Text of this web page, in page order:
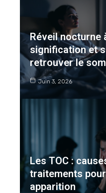
Réveil nocturne
signification et
retrouver le
Juin 3, 2026
Les TOC :
traitements
apparition